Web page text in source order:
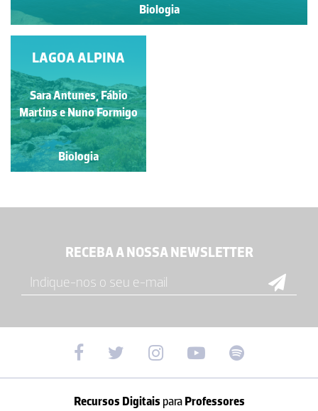
Biologia
LAGOA ALPINA
Sara Antunes, Fábio
Martins e Nuno Formigo
Biologia
RECEBA A NOSSA NEWSLETTER
Recursos Digitais paraProfessores